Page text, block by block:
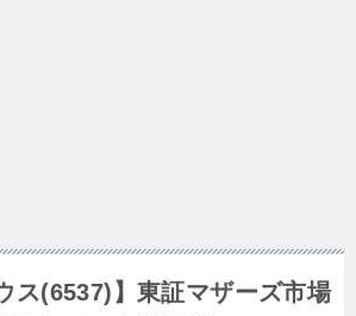
ス(6537)】東証マザーズ市場